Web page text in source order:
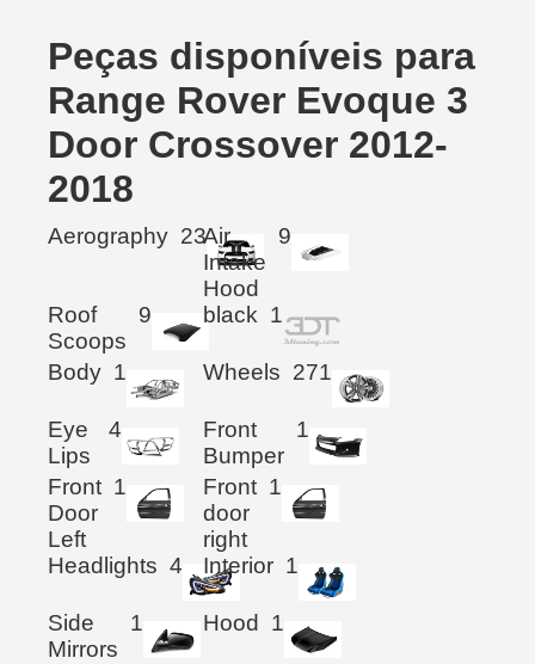
Peças disponíveis para
Range Rover Evoque 3
Door Crossover 2012-
2018
Aerography 23Air
Intake
Hood
9
Roof
Scoops
9 black 1
Body 1 Wheels 271
Eye
Lips
4
Front
Bumper
1
Front
Door
Left
1
Front
door
right
1
Headlights 4 Interior 1
Side
Mirrors
1 Hood 1